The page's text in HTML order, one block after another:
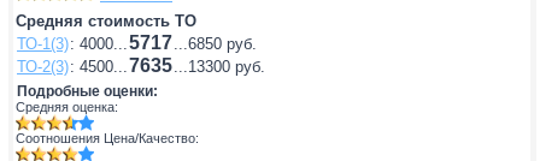
Средняя стоимость ТО
ТО-1(3): 4000...5717...6850 руб.
ТО-2(3): 4500...7635...13300 руб.
Подробные оценки:
Средняя оценка:
Соотношения Цена/Качество: